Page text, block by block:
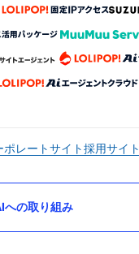
ポレートサイト採用サイト
への取り組み